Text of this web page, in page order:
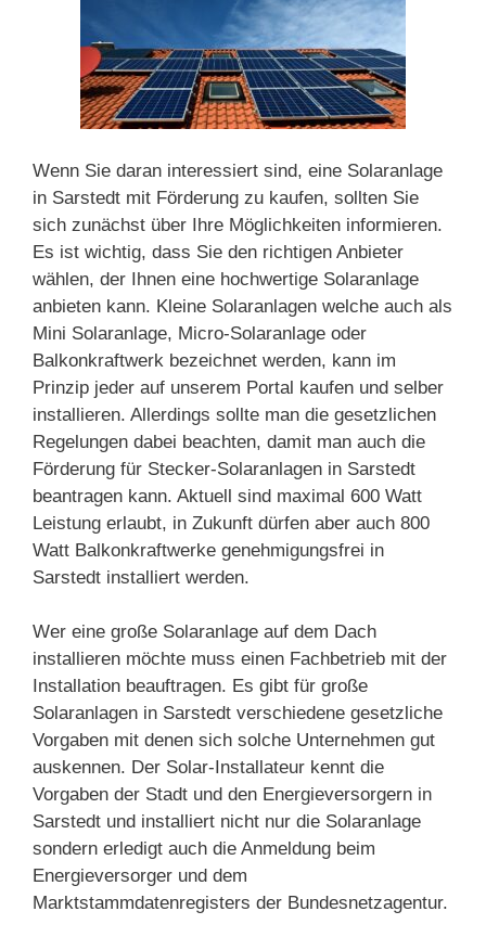
Wenn Sie daran interessiert sind, eine Solaranlage
in Sarstedt mit Förderung zu kaufen, sollten Sie
sich zunächst über Ihre Möglichkeiten informieren.
Es ist wichtig, dass Sie den richtigen Anbieter
wählen, der Ihnen eine hochwertige Solaranlage
anbieten kann. Kleine Solaranlagen welche auch als
Mini Solaranlage, Micro-Solaranlage oder
Balkonkraftwerk bezeichnet werden, kann im
Prinzip jeder auf unserem Portal kaufen und selber
installieren. Allerdings sollte man die gesetzlichen
Regelungen dabei beachten, damit man auch die
Förderung für Stecker-Solaranlagen in Sarstedt
beantragen kann. Aktuell sind maximal 600 Watt
Leistung erlaubt, in Zukunft dürfen aber auch 800
Watt Balkonkraftwerke genehmigungsfrei in
Sarstedt installiert werden.
Wer eine große Solaranlage auf dem Dach
installieren möchte muss einen Fachbetrieb mit der
Installation beauftragen. Es gibt für große
Solaranlagen in Sarstedt verschiedene gesetzliche
Vorgaben mit denen sich solche Unternehmen gut
auskennen. Der Solar-Installateur kennt die
Vorgaben der Stadt und den Energieversorgern in
Sarstedt und installiert nicht nur die Solaranlage
sondern erledigt auch die Anmeldung beim
Energieversorger und dem
Marktstammdatenregisters der Bundesnetzagentur.